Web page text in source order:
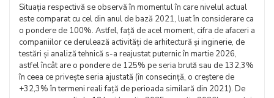
Situația respectivă se observă în momentul în care nivelul actual
este comparat cu cel din anul de bază 2021, luat în considerare ca
o pondere de 100%. Astfel, față de acel moment, cifra de afaceri a
companiilor ce derulează activități de arhitectură și inginerie, de
testări și analiză tehnică s-a reajustat puternic în martie 2026,
astfel încât are o pondere de 125% pe seria brută sau de 132,3%
în ceea ce privește seria ajustată (în consecință, o creștere de
+32,3% în termeni reali față de perioada similară din 2021). De